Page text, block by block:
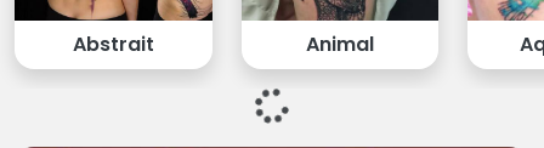
Abstrait Animal